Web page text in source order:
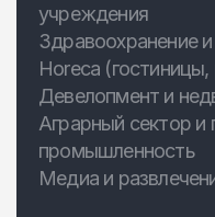
учреждения
Здравоохранение
Horeca
Девелопмент и
Аграрный сектор и
промышленность
Медиа и